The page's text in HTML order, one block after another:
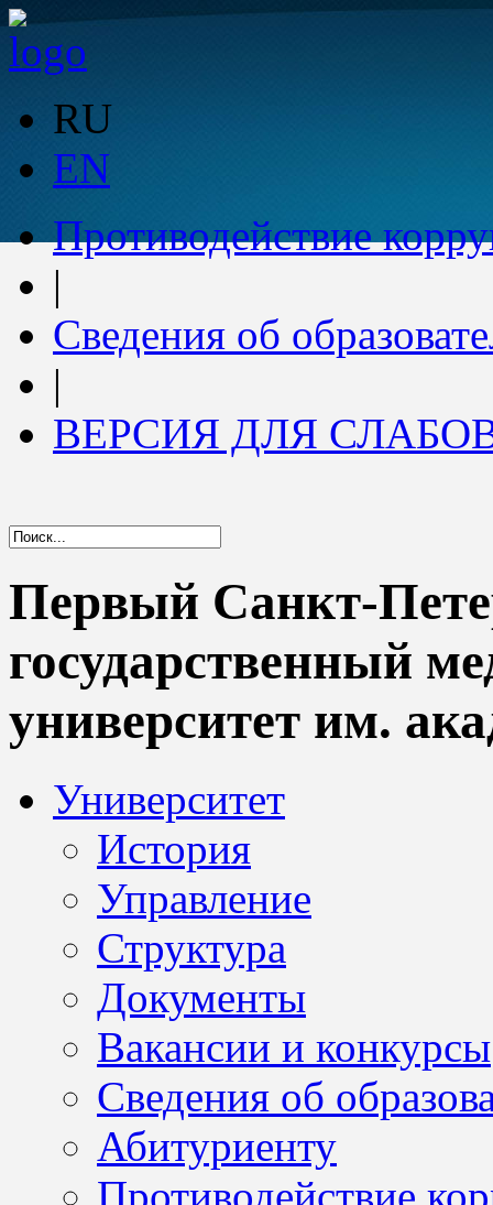
RU
EN
Противодействие
|
Сведения об
|
ВЕРСИЯ ДЛЯ
Первый Санкт-
государственный
университет им.
Университет
История
Управление
Структура
Документы
Вакансии и конкурсы
Сведения об
Абитуриенту
Противодействие